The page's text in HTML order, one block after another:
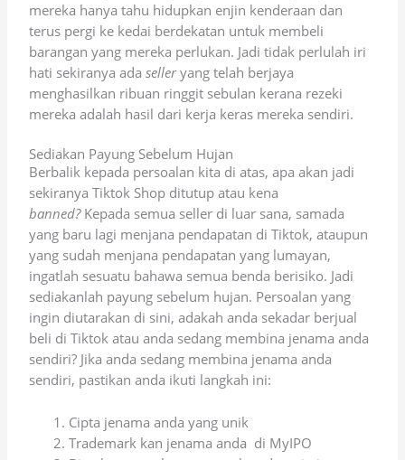
mereka hanya tahu hidupkan enjin kenderaan dan
terus pergi ke kedai berdekatan untuk membeli
barangan yang mereka perlukan. Jadi tidak perlulah iri
hati sekiranya adaselleryang telah berjaya
menghasilkan ribuan ringgit sebulan kerana rezeki
mereka adalah hasil dari kerja keras mereka sendiri.
Sediakan Payung Sebelum Hujan
Berbalik kepada persoalan kita di atas, apa akan jadi
sekiranya Tiktok Shop ditutup atau kena
banned? Kepada semua seller di luar sana, samada
yang baru lagi menjana pendapatan di Tiktok, ataupun
yang sudah menjana pendapatan yang lumayan,
ingatlah sesuatu bahawa semua benda berisiko. Jadi
sediakanlah payung sebelum hujan. Persoalan yang
ingin diutarakan di sini, adakah anda sekadar berjual
beli di Tiktok atau anda sedang membina jenama anda
sendiri? Jika anda sedang membina jenama anda
sendiri, pastikan anda ikuti langkah ini:
Cipta jenama anda yang unik
Trademark kan jenama anda di MyIPO